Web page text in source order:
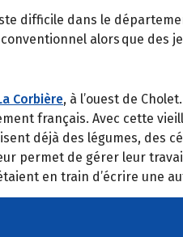
difficile dans le
alors que
Corbière, à l’ouest de
français. Avec cette
déjà des légumes, des
permet de gérer leur
en train d’écrire une